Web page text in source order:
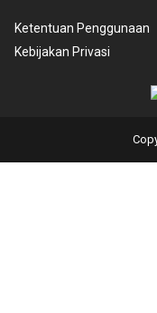
Ketentuan Penggunaan
Kebijakan Privasi